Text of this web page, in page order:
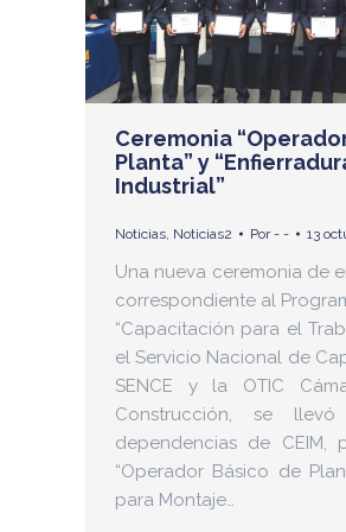
Ceremonia
Planta” y
Industrial”
Noticias, Noticias2 Por- - 13
Una nueva ceremonia de
correspondiente al
“Capacitación para el
el Servicio Nacional de
SENCE y la OTIC
Construcción, se
dependencias de CEIM,
“Operador Básico de
para Montaje…